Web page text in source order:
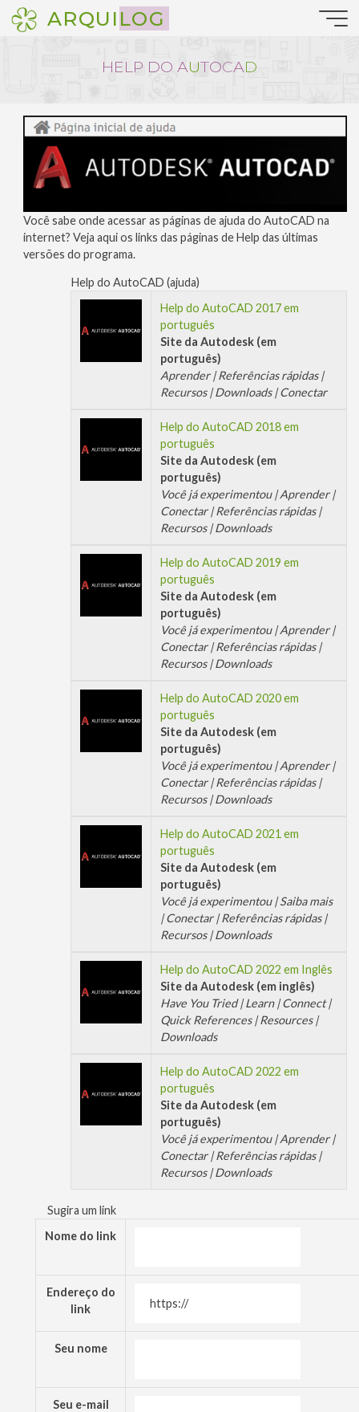
Pular
para
ARQUILOG
HELP DO AUTOCAD
Você sabe onde acessar as páginas de ajuda do AutoCAD na
internet? Veja aqui os links das páginas de Help das últimas
versões do programa.
Help do AutoCAD (ajuda)
Help do AutoCAD 2017 em
português
Site da Autodesk (em
português)
Aprender | Referências rápidas |
Recursos | Downloads | Conectar
Help do AutoCAD 2018 em
português
Site da Autodesk (em
português)
Você já experimentou | Aprender |
Conectar | Referências rápidas |
Recursos | Downloads
Help do AutoCAD 2019 em
português
Site da Autodesk (em
português)
Você já experimentou | Aprender |
Conectar | Referências rápidas |
Recursos | Downloads
Help do AutoCAD 2020 em
português
Site da Autodesk (em
português)
Você já experimentou | Aprender |
Conectar | Referências rápidas |
Recursos | Downloads
Help do AutoCAD 2021 em
português
Site da Autodesk (em
português)
Você já experimentou | Saiba mais
| Conectar | Referências rápidas |
Recursos | Downloads
Help do AutoCAD 2022 em Inglês
Site da Autodesk (em inglês)
Have You Tried | Learn | Connect |
Quick References | Resources |
Downloads
Help do AutoCAD 2022 em
português
Site da Autodesk (em
português)
Você já experimentou | Aprender |
Conectar | Referências rápidas |
Recursos | Downloads
Sugira um link
Nome do link
Endereço do
link
Seu nome
Seu e-mail